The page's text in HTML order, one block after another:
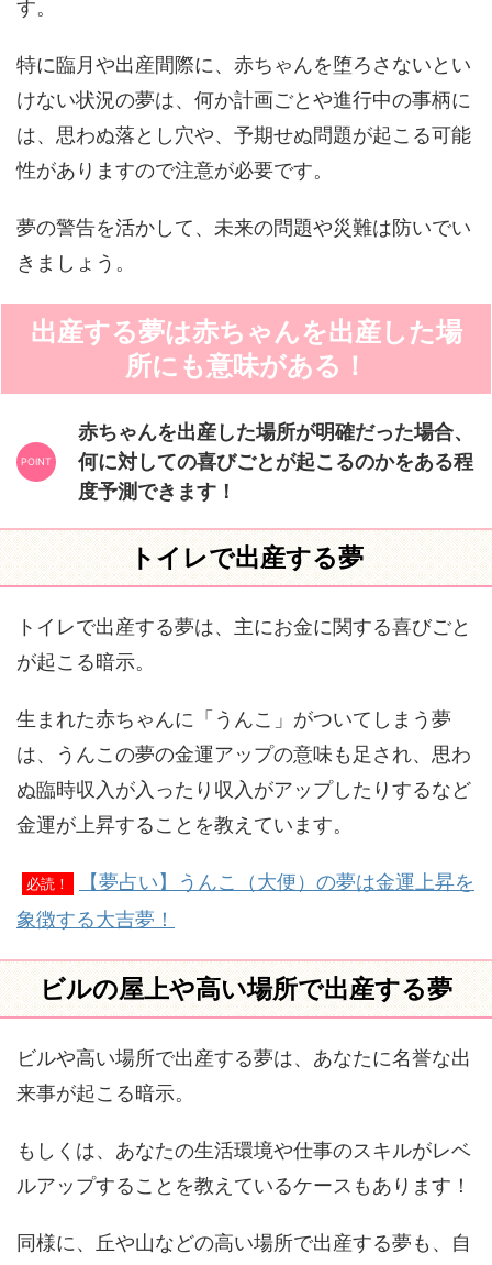
す。
特に臨月や出産間際に、赤ちゃんを堕ろさないとい
けない状況の夢は、何か計画ごとや進行中の事柄に
は、思わぬ落とし穴や、予期せぬ問題が起こる可能
性がありますので注意が必要です。
夢の警告を活かして、未来の問題や災難は防いでい
きましょう。
出産する夢は赤ちゃんを出産した場
所にも意味がある！
赤ちゃんを出産した場所が明確だった場合、
何に対しての喜びごとが起こるのかをある程
度予測できます！
トイレで出産する夢
トイレで出産する夢は、主にお金に関する喜びごと
が起こる暗示。
生まれた赤ちゃんに「うんこ」がついてしまう夢
は、うんこの夢の金運アップの意味も足され、思わ
ぬ臨時収入が入ったり収入がアップしたりするなど
金運が上昇することを教えています。
必読！
【夢占い】うんこ（大便）の夢は金運上昇を
象徴する大吉夢！
ビルの屋上や高い場所で出産する夢
ビルや高い場所で出産する夢は、あなたに名誉な出
来事が起こる暗示。
もしくは、あなたの生活環境や仕事のスキルがレベ
ルアップすることを教えているケースもあります！
同様に、丘や山などの高い場所で出産する夢も、自